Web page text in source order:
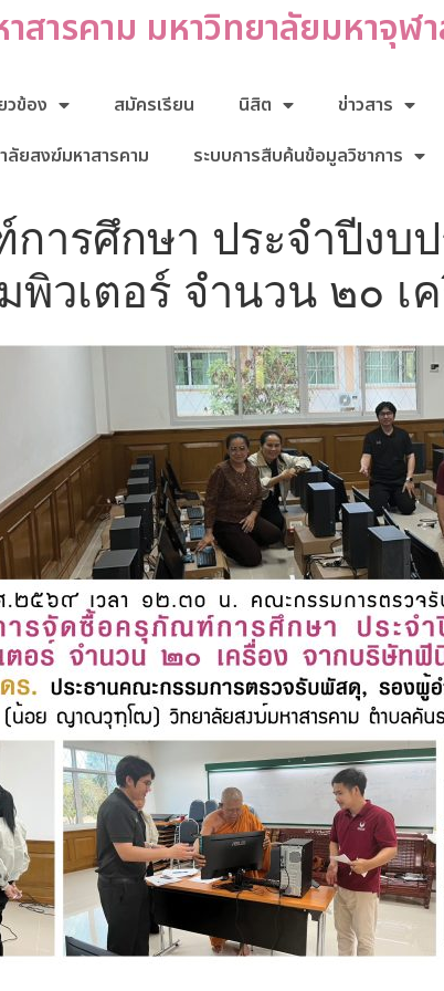
สารคาม มหาวิทยาลัยมหาจุฬ
วข้อง สมัครเรียน นิสิต ข่าวสาร
ยสงฆ์มหาสารคาม ระบบการสืบค้นข้อมูลวิชาการ
ารศึกษา ประจำปีง
พิวเตอร์ จำนวน ๒๐ เ